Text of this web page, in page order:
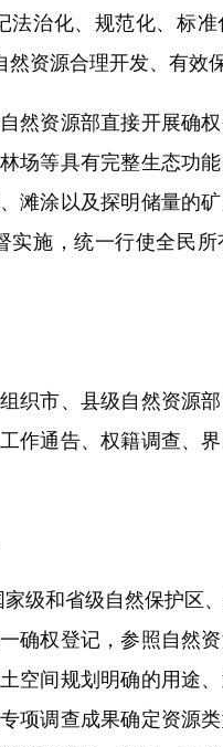
治化、规范化、标
资源合理开发、有效
资源部直接开展确权
场等具有完整生态功
滩涂以及探明储量的
施，统一行使全民
市、县级自然资源
作通告、权籍调查、
和省级自然保护区
确权登记，参照自然
空间规划明确的用途
项调查成果确定资源